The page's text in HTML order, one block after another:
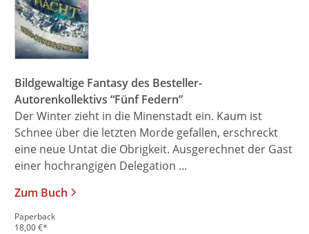
Bildgewaltige Fantasy des Besteller-
Autorenkollektivs “Fünf Federn”
Der Winter zieht in die Minenstadt ein. Kaum ist
Schnee über die letzten Morde gefallen, erschreckt
eine neue Untat die Obrigkeit. Ausgerechnet der Gast
einer hochrangigen Delegation ...
Zum Buch
Paperback
18,00€*